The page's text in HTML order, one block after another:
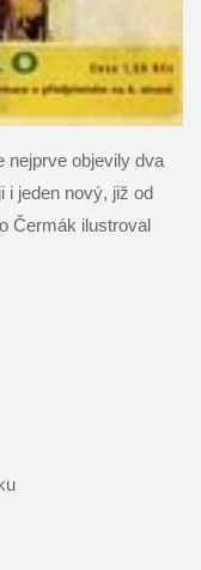
nejprve objevily dva
i jeden nový, již od
Čermák ilustroval